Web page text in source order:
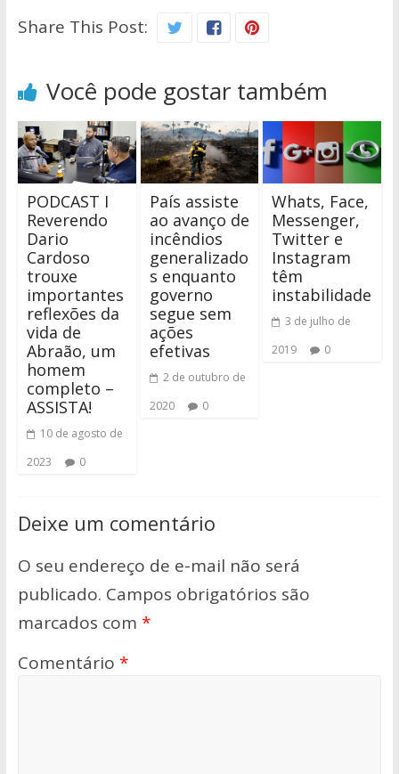
Share This Post:
Você pode gostar também
PODCAST I
Reverendo
Dario
Cardoso
trouxe
importantes
reflexões da
vida de
Abraão, um
homem
completo –
ASSISTA!
10 de agosto de
2023
0
País assiste
ao avanço de
incêndios
generalizado
s enquanto
governo
segue sem
ações
efetivas
2 de outubro de
2020
0
Whats, Face,
Messenger,
Twitter e
Instagram
têm
instabilidade
3 de julho de
2019
0
Deixe um comentário
O seu endereço de e-mail não será
publicado. Campos obrigatórios são
marcados com *
Comentário *